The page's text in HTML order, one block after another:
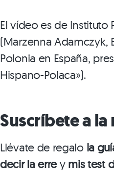
El vídeo es de Instituto
(Marzenna Adamczyk,
Polonia en España,
Hispano-Polaca»).
Suscríbete a
Llévate de regalo la
decir la errey mis test